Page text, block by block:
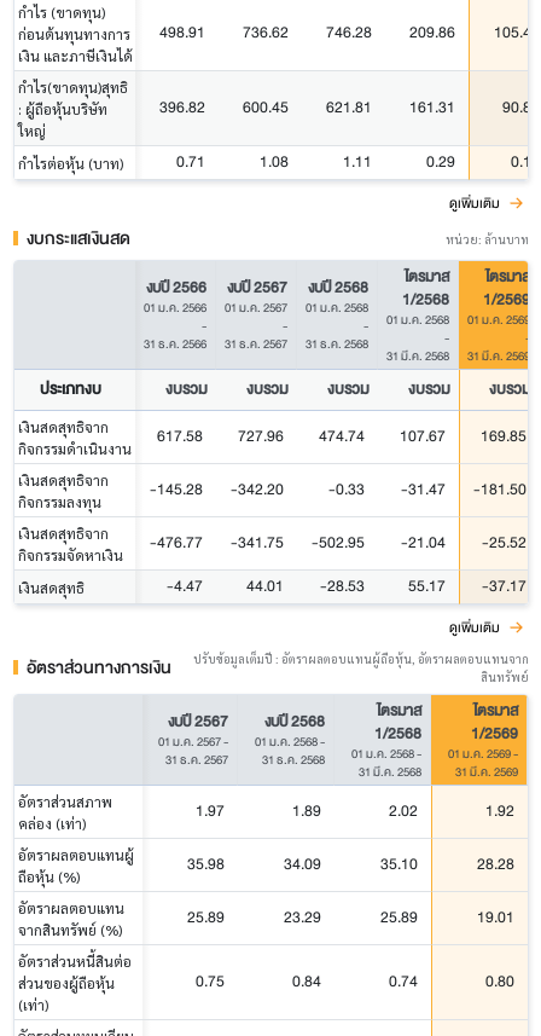
กำไร (ขาดทุน)
ก่อนต้นทุนทางการ
เงิน และภาษีเงินได้
498.91 736.62 746.28 209.86 105.42
กำไร(ขาดทุน)สุทธิ
: ผู้ถือหุ้นบริษัท
ใหญ่
396.82 600.45 621.81 161.31 90.87
กำไรต่อหุ้น (บาท) 0.71 1.08 1.11 0.29 0.16
ดูเพิ่มเติม
งบกระแสเงินสด หน่วย: ล้านบาท
งบปี 2566
01 ม.ค. 2566
-
31 ธ.ค. 2566
งบปี 2567
01 ม.ค. 2567
-
31 ธ.ค. 2567
งบปี 2568
01 ม.ค. 2568
-
31 ธ.ค. 2568
ไตรมาส
1/2568
01 ม.ค. 2568
-
31 มี.ค. 2568
ไตรมาส
1/2569
01 ม.ค. 2569
-
31 มี.ค. 2569
ประเภทงบ งบรวม งบรวม งบรวม งบรวม งบรวม
เงินสดสุทธิจาก
กิจกรรมดำเนินงาน
617.58 727.96 474.74 107.67 169.85
เงินสดสุทธิจาก
กิจกรรมลงทุน
-145.28 -342.20 -0.33 -31.47 -181.50
เงินสดสุทธิจาก
กิจกรรมจัดหาเงิน
-476.77 -341.75 -502.95 -21.04 -25.52
เงินสดสุทธิ -4.47 44.01 -28.53 55.17 -37.17
ดูเพิ่มเติม
อัตราส่วนทางการเงิน
ปรับข้อมูลเต็มปี : อัตราผลตอบแทนผู้ถือหุ้น, อัตราผลตอบแทนจาก
สินทรัพย์
งบปี 2567
01 ม.ค. 2567-
31 ธ.ค. 2567
งบปี 2568
01 ม.ค. 2568-
31 ธ.ค. 2568
ไตรมาส
1/2568
01 ม.ค. 2568-
31 มี.ค. 2568
ไตรมาส
1/2569
01 ม.ค. 2569-
31 มี.ค. 2569
อัตราส่วนสภาพ
คล่อง (เท่า)
1.97 1.89 2.02 1.92
อัตราผลตอบแทนผู้
ถือหุ้น (%)
35.98 34.09 35.10 28.28
อัตราผลตอบแทน
จากสินทรัพย์ (%)
25.89 23.29 25.89 19.01
อัตราส่วนหนี้สินต่อ
ส่วนของผู้ถือหุ้น
(เท่า)
0.75 0.84 0.74 0.80